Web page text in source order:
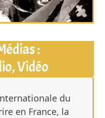
:
Vidéo
du
en France, la